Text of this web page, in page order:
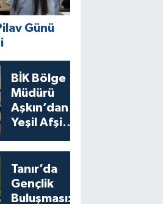
Günü
BİK Bölge
Müdürü
Aşkın’dan
Yeşil Afşin
Ziyaret
Tanır’da
Gençlik
Buluşması: